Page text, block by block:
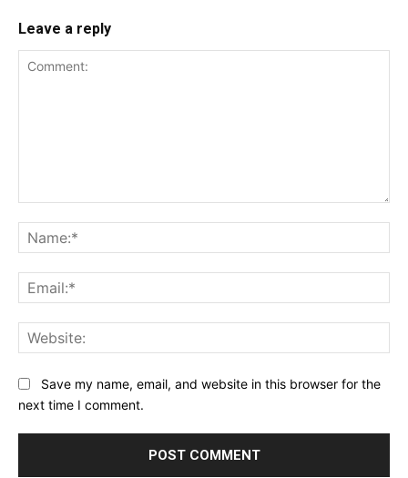
Leave a reply
Save my name, email, and website in this browser for the
next time I comment.